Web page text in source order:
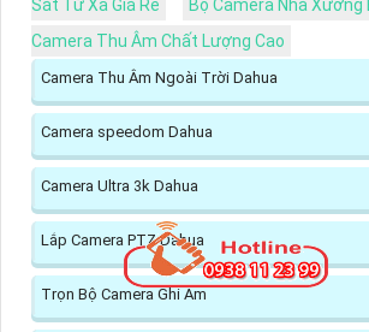
Sát Từ Xa Giá Rẻ
Bộ Camera Nhà Xưởng
Camera Thu Âm Chất Lượng Cao
Camera Thu Âm Ngoài Trời Dahua
Camera speedom Dahua
Camera Ultra 3k Dahua
Lắp Camera PTZ Dahua
Trọn Bộ Camera Ghi Âm